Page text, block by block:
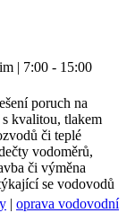
| 7:00 - 15:00
poruch na
kvalitou, tlakem
či teplé
vodoměrů,
či výměna
se vodovodů
| oprava vodovodní